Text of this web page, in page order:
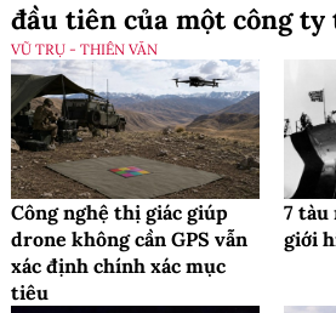
đầu tiên của một công
VŨ TRỤ - THIÊN VĂN
Công nghệ thị giác giúp
drone không cần GPS vẫn
xác định chính xác mục
tiêu
7 tàu
giới